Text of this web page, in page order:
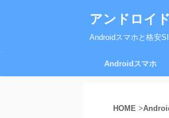
アンドロイ
Androidスマホと格安
Androidスマホ
HOME >